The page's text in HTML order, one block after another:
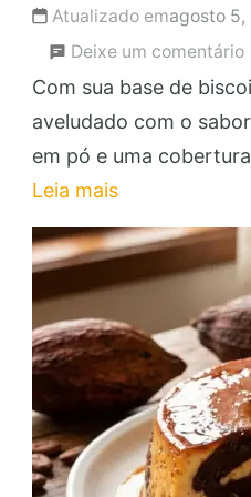
Atualizado emagosto 5,
Deixe um comentário
Com sua base de
aveludado com o
em pó e uma
Leia mais